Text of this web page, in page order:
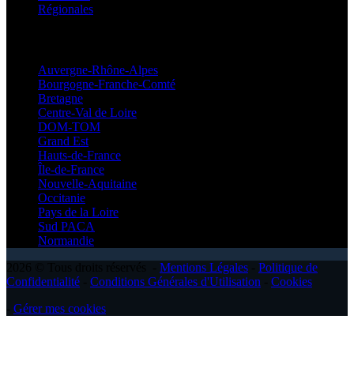
Régionales
Auvergne-Rhône-Alpes
Bourgogne-Franche-Comté
Bretagne
Centre-Val de Loire
DOM-TOM
Grand Est
Hauts-de-France
Île-de-France
Nouvelle-Aquitaine
Occitanie
Pays de la Loire
Sud PACA
Normandie
Mentions Légales
Politique de
Confidentialité
Conditions Générales d'Utilisation
Cookies
Gérer mes cookies